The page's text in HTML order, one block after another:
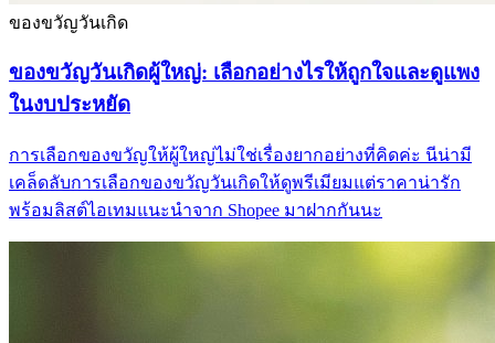
ของขวัญวันเกิด
ของขวัญวันเกิดผู้ใหญ่: เลือกอย่างไรให้ถูกใจและดูแพง
ในงบประหยัด
การเลือกของขวัญให้ผู้ใหญ่ไม่ใช่เรื่องยากอย่างที่คิดค่ะ นีน่ามี
เคล็ดลับการเลือกของขวัญวันเกิดให้ดูพรีเมียมแต่ราคาน่ารัก
พร้อมลิสต์ไอเทมแนะนำจาก Shopee มาฝากกันนะ